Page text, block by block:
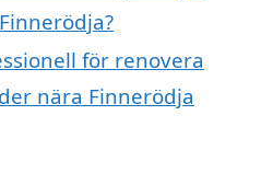
för renovera
nära Finnerödja